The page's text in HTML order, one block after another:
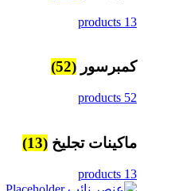
13 products
كمبرسور (52)
52 products
ماكينات تجليخ (13)
13 products